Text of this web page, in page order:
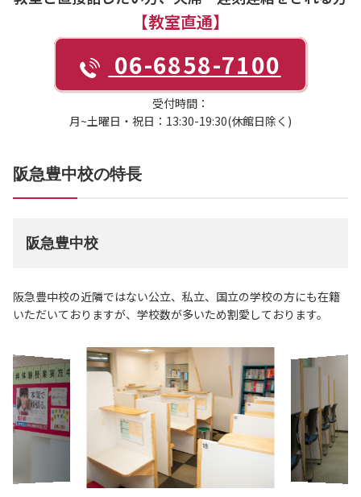
【教室直通】
06-6858-7100
受付時間：
月~土曜日・祝日：13:30-19:30(休館日除く)
阪急豊中校の特長
阪急豊中校
阪急豊中校の近隣ではない公立、私立、国立の学校の方にも在籍
いただいておりますが、学校数が多いため割愛しております。